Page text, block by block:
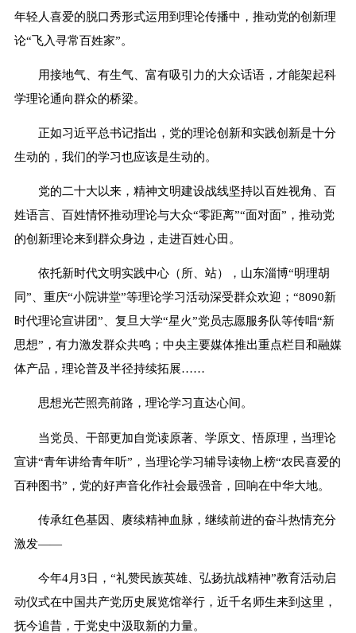
年轻人喜爱的脱口秀形式运用到理论传播中，推动党的创新理
论“飞入寻常百姓家”。
用接地气、有生气、富有吸引力的大众话语，才能架起科
学理论通向群众的桥梁。
正如习近平总书记指出，党的理论创新和实践创新是十分
生动的，我们的学习也应该是生动的。
党的二十大以来，精神文明建设战线坚持以百姓视角、百
姓语言、百姓情怀推动理论与大众“零距离”“面对面”，推动党
的创新理论来到群众身边，走进百姓心田。
依托新时代文明实践中心（所、站），山东淄博“明理胡
同”、重庆“小院讲堂”等理论学习活动深受群众欢迎；“8090新
时代理论宣讲团”、复旦大学“星火”党员志愿服务队等传唱“新
思想”，有力激发群众共鸣；中央主要媒体推出重点栏目和融媒
体产品，理论普及半径持续拓展……
思想光芒照亮前路，理论学习直达心间。
当党员、干部更加自觉读原著、学原文、悟原理，当理论
宣讲“青年讲给青年听”，当理论学习辅导读物上榜“农民喜爱的
百种图书”，党的好声音化作社会最强音，回响在中华大地。
传承红色基因、赓续精神血脉，继续前进的奋斗热情充分
激发——
今年4月3日，“礼赞民族英雄、弘扬抗战精神”教育活动启
动仪式在中国共产党历史展览馆举行，近千名师生来到这里，
抚今追昔，于党史中汲取新的力量。